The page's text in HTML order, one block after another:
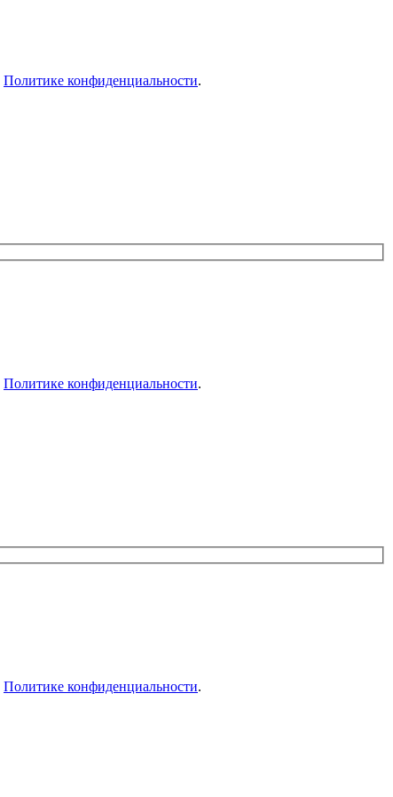
Политике конфиденциальности.
Политике конфиденциальности.
Политике конфиденциальности.